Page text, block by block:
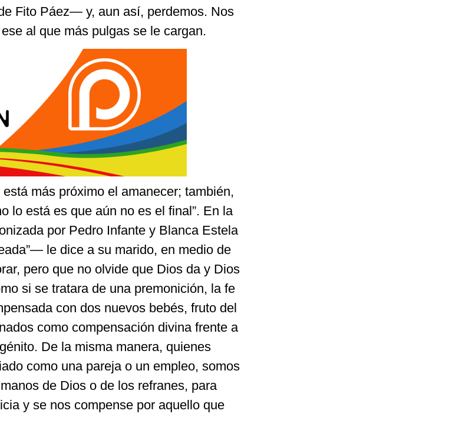
Fito Páez— y, aun así, perdemos. Nos
al que más pulgas se le cargan.
más próximo el amanecer; también,
lo está es que aún no es el final”. En la
por Pedro Infante y Blanca Estela
le dice a su marido, en medio de
pero que no olvide que Dios da y Dios
si se tratara de una premonición, la fe
con dos nuevos bebés, fruto del
como compensación divina frente a
De la misma manera, quienes
como una pareja o un empleo, somos
de Dios o de los refranes, para
y se nos compense por aquello que